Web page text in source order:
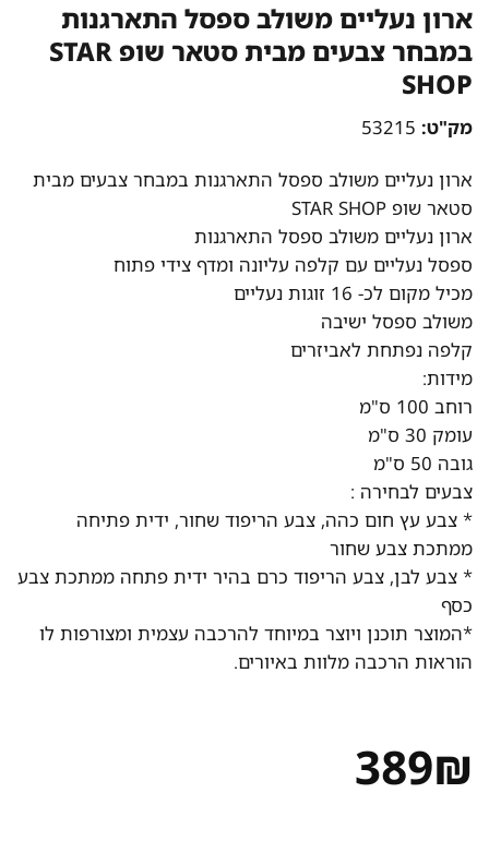
ארון נעליים משולב ספסל התארגנות
במבחר צבעים מבית סטאר שופ STAR
SHOP
מק"ט:53215
ארון נעליים משולב ספסל התארגנות במבחר צבעים מבית
סטאר שופ STAR SHOP
ארון נעליים משולב ספסל התארגנות
ספסל נעליים עם קלפה עליונה ומדף צידי פתוח
מכיל מקום לכ- 16 זוגות נעליים
משולב ספסל ישיבה
קלפה נפתחת לאביזרים
מידות:
רוחב 100 ס"מ
עומק 30 ס"מ
גובה 50 ס"מ
צבעים לבחירה :
* צבע עץ חום כהה, צבע הריפוד שחור, ידית פתיחה
ממתכת צבע שחור
* צבע לבן, צבע הריפוד כרם בהיר ידית פתחה ממתכת צבע
כסף
*המוצר תוכנן ויוצר במיוחד להרכבה עצמית ומצורפות לו
הוראות הרכבה מלוות באיורים.
389₪